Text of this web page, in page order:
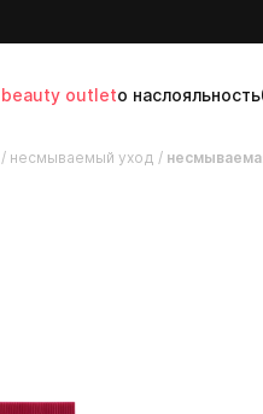
beauty outletо наслояльность
/ несмываемый уход /